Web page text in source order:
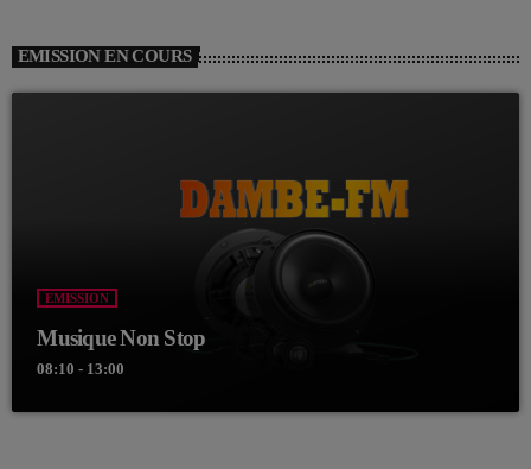
EMISSION EN COURS
EMISSION
Musique Non Stop
08:10 - 13:00